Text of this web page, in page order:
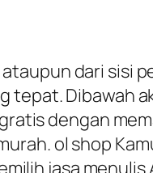
dari sisi
tepat. Dibawah
dengan
ol shop